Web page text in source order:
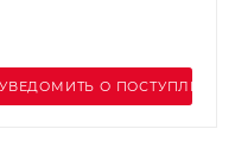
УВЕДОМИТЬ О ПОСТУПЛЕНИИ